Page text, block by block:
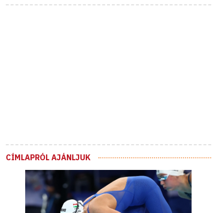
CÍMLAPRÓL AJÁNLJUK